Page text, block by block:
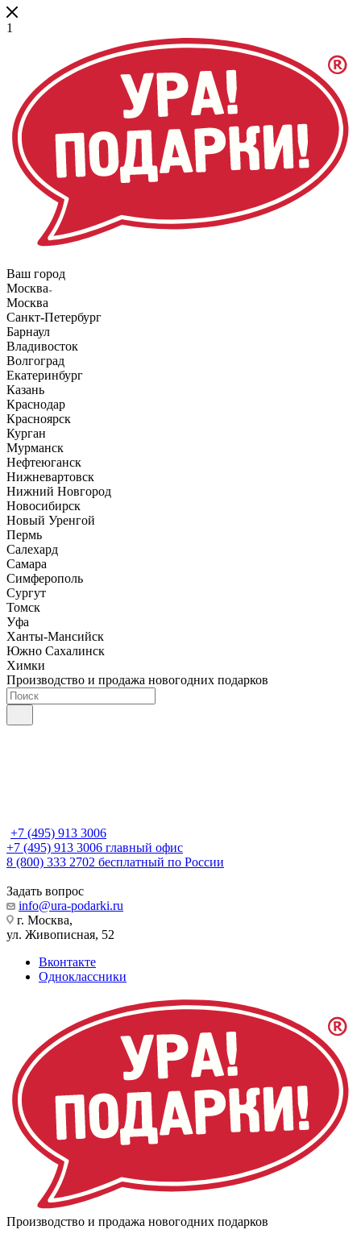
1
Ваш город
Москва
Москва
Санкт-Петербург
Барнаул
Владивосток
Волгоград
Екатеринбург
Казань
Краснодар
Красноярск
Курган
Мурманск
Нефтеюганск
Нижневартовск
Нижний Новгород
Новосибирск
Новый Уренгой
Пермь
Салехард
Самара
Симферополь
Сургут
Томск
Уфа
Ханты-Мансийск
Южно Сахалинск
Химки
Производство и продажа новогодних подарков
+7 (495) 913 3006
+7 (495) 913 3006 главный офис
8 (800) 333 2702 бесплатный по России
Задать вопрос
info@ura-podarki.ru
г. Москва,
ул. Живописная, 52
Вконтакте
Одноклассники
Производство и продажа новогодних подарков